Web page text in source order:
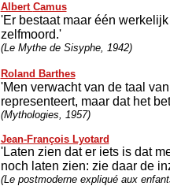
Albert Camus
'Er bestaat maar één
zelfmoord.'
(Le Mythe de Sisyphe, 1942)
Roland Barthes
'Men verwacht van de taal
representeert, maar dat het
(Mythologies, 1957)
Jean-François Lyotard
'Laten zien dat er iets is dat
noch laten zien: zie daar de
(Le postmoderne expliqué aux